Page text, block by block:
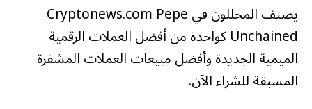
يصنف المحللون في Cryptonews.com Pepe
Unchained كواحدة من أفضل العملات الرقمية
الميمية الجديدة وأفضل مبيعات العملات المشفرة
المسبقة للشراء الآن.